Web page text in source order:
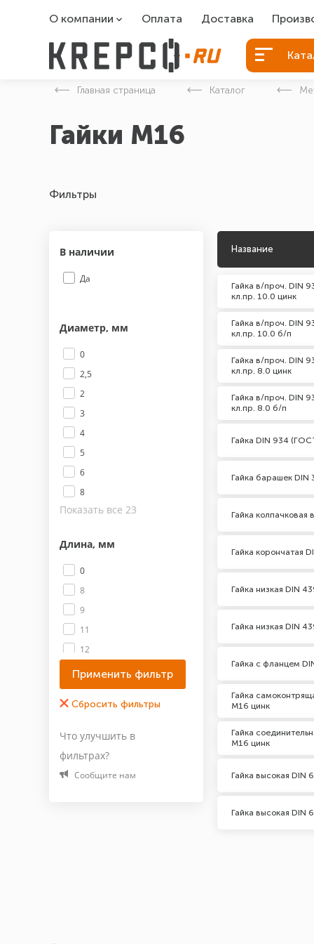
О компании
О компании
Оплата Доставка
Болты
Болты
Главная страница Каталог
Гайки М16
Фильтры
В наличии
Да
Диаметр, мм
0
2,5
2
3
4
5
6
8
Показать все 23
Длина, мм
0
8
9
11
12
15
18
Класс прочности
Что улучшить в
фильтрах?
Сообщите нам
Название
Гайка в/проч. DIN
кл.пр. 10.0 цинк
Гайка в/проч. DIN
кл.пр. 10.0 б/п
Гайка в/проч. DIN
кл.пр. 8.0 цинк
Гайка в/проч. DIN
кл.пр. 8.0 б/п
Гайка DIN 934
Гайка барашек
Гайка колпачковая
Гайка корончатая
Гайка низкая DIN
Гайка низкая DIN
Гайка с фланцем
Гайка
М16 цинк
Гайка
М16 цинк
Гайка высокая DIN
Гайка высокая DIN